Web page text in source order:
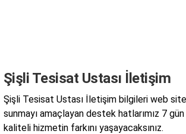
Şişli Tesisat Ustası İletişim
Şişli Tesisat Ustası İletişim bilgileri web
sunmayı amaçlayan destek hatlarımız 7
kaliteli hizmetin farkını yaşayacaksınız.